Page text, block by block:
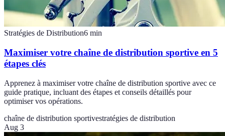
Stratégies de Distribution6 min
Maximiser votre chaîne de distribution sportive en 5
étapes clés
Apprenez à maximiser votre chaîne de distribution sportive avec ce
guide pratique, incluant des étapes et conseils détaillés pour
optimiser vos opérations.
chaîne de distribution sportivestratégies de distribution
Aug 3